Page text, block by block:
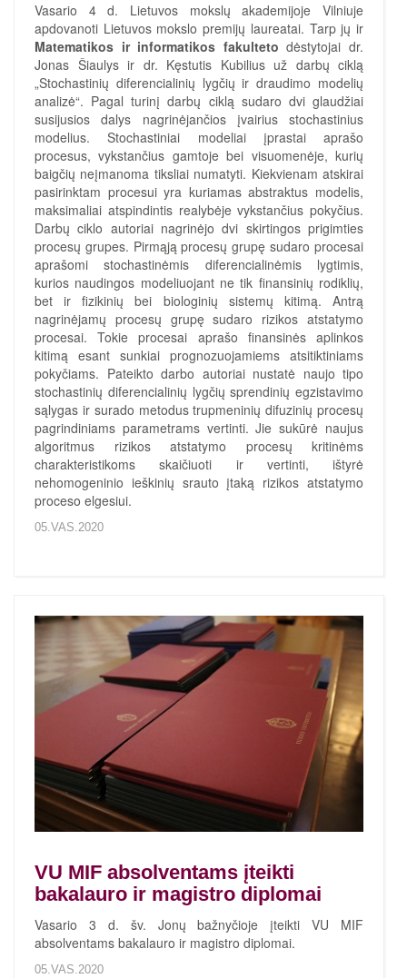
Vasario 4 d. Lietuvos mokslų akademijoje Vilniuje
apdovanoti Lietuvos mokslo premijų laureatai. Tarp jų ir
Matematikos ir informatikos fakulteto dėstytojai dr.
Jonas Šiaulys ir dr. Kęstutis Kubilius už darbų ciklą
„Stochastinių diferencialinių lygčių ir draudimo modelių
analizė“. Pagal turinį darbų ciklą sudaro dvi glaudžiai
susijusios dalys nagrinėjančios įvairius stochastinius
modelius. Stochastiniai modeliai įprastai aprašo
procesus, vykstančius gamtoje bei visuomenėje, kurių
baigčių neįmanoma tiksliai numatyti. Kiekvienam atskirai
pasirinktam procesui yra kuriamas abstraktus modelis,
maksimaliai atspindintis realybėje vykstančius pokyčius.
Darbų ciklo autoriai nagrinėjo dvi skirtingos prigimties
procesų grupes. Pirmąją procesų grupę sudaro procesai
aprašomi stochastinėmis diferencialinėmis lygtimis,
kurios naudingos modeliuojant ne tik finansinių rodiklių,
bet ir fizikinių bei biologinių sistemų kitimą. Antrą
nagrinėjamų procesų grupę sudaro rizikos atstatymo
procesai. Tokie procesai aprašo finansinės aplinkos
kitimą esant sunkiai prognozuojamiems atsitiktiniams
pokyčiams. Pateikto darbo autoriai nustatė naujo tipo
stochastinių diferencialinių lygčių sprendinių egzistavimo
sąlygas ir surado metodus trupmeninių difuzinių procesų
pagrindiniams parametrams vertinti. Jie sukūrė naujus
algoritmus rizikos atstatymo procesų kritinėms
charakteristikoms skaičiuoti ir vertinti, ištyrė
nehomogeninio ieškinių srauto įtaką rizikos atstatymo
proceso elgesiui.
05.VAS.2020
VU MIF absolventams įteikti
bakalauro ir magistro diplomai
Vasario 3 d. šv. Jonų bažnyčioje įteikti VU MIF
absolventams bakalauro ir magistro diplomai.
05.VAS.2020